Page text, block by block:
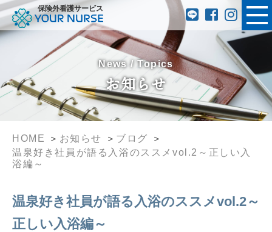
保険外看護サービス
News / Topics
お知らせ
HOME お知らせ
ブログ
温泉好き社員が語る入浴のススメvol.2～正しい入
浴編～
温泉好き社員が語る入浴のススメvol.2～
正しい入浴編～